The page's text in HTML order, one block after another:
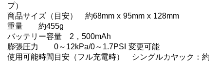
プ）
商品サイズ（目安）	約68mm x 95mm x 128mm
重量	約455g
バッテリー容量	2，500mAh
膨張圧力	0～12kPa/0～1.7PSI 変更可能
使用可能時間目安（フル充電時）	シングルカヤック：約